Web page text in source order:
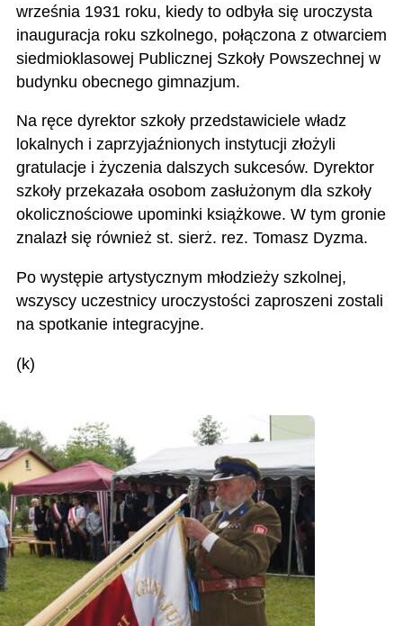
września 1931 roku, kiedy to odbyła się uroczysta
inauguracja roku szkolnego, połączona z otwarciem
siedmioklasowej Publicznej Szkoły Powszechnej w
budynku obecnego gimnazjum.
Na ręce dyrektor szkoły przedstawiciele władz
lokalnych i zaprzyjaźnionych instytucji złożyli
gratulacje i życzenia dalszych sukcesów. Dyrektor
szkoły przekazała osobom zasłużonym dla szkoły
okolicznościowe upominki książkowe. W tym gronie
znalazł się również st. sierż. rez. Tomasz Dyzma.
Po występie artystycznym młodzieży szkolnej,
wszyscy uczestnicy uroczystości zaproszeni zostali
na spotkanie integracyjne.
(k)